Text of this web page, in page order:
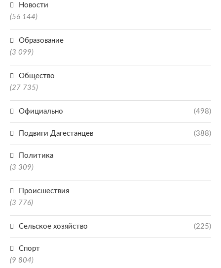
Новости
(56 144)
Образование
(3 099)
Общество
(27 735)
Официально (498)
Подвиги Дагестанцев (388)
Политика
(3 309)
Происшествия
(3 776)
Сельское хозяйство (225)
Спорт
(9 804)